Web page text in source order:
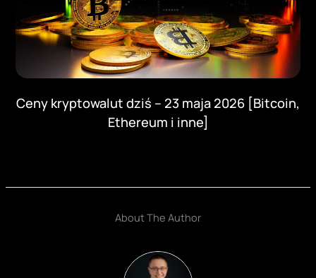
Ethereum i inne]